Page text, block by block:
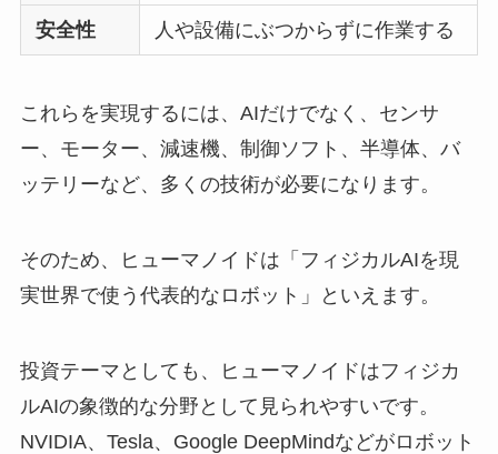
安全性 人や設備にぶつからずに作業する
これらを実現するには、AIだけでなく、センサ
ー、モーター、減速機、制御ソフト、半導体、バ
ッテリーなど、多くの技術が必要になります。
そのため、ヒューマノイドは「フィジカルAIを現
実世界で使う代表的なロボット」といえます。
投資テーマとしても、ヒューマノイドはフィジカ
ルAIの象徴的な分野として見られやすいです。
NVIDIA、Tesla、Google DeepMindなどがロボット